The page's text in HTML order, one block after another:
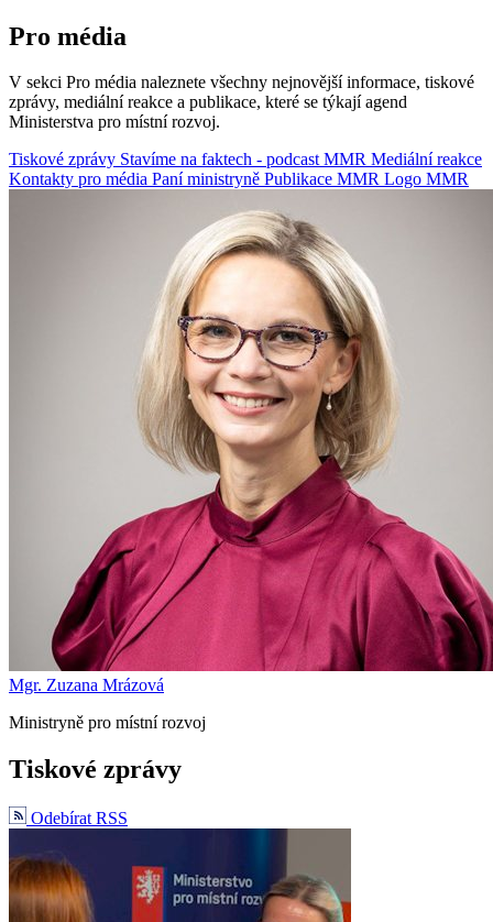
Pro média
V sekci Pro média naleznete všechny nejnovější informace, tiskové
zprávy, mediální reakce a publikace, které se týkají agend
Ministerstva pro místní rozvoj.
Tiskové zprávy Stavíme na faktech - podcast MMR Mediální reakce
Kontakty pro média Paní ministryně Publikace MMR Logo MMR
Mgr. Zuzana Mrázová
Ministryně pro místní rozvoj
Tiskové zprávy
Odebírat RSS